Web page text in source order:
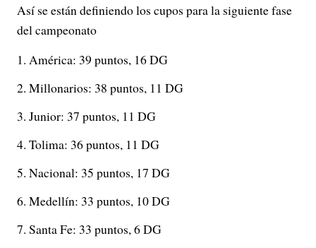
Así se están definiendo los cupos para la siguiente fase
del campeonato
América: 39 puntos, 16 DG
Millonarios: 38 puntos, 11 DG
Junior: 37 puntos, 11 DG
Tolima: 36 puntos, 11 DG
Nacional: 35 puntos, 17 DG
Medellín: 33 puntos, 10 DG
Santa Fe: 33 puntos, 6 DG